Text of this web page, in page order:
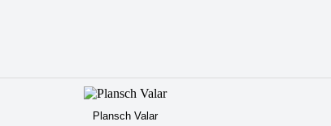
Plansch Valar